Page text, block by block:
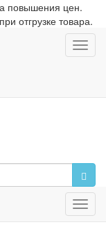
повышения цен.
отгрузке товара.